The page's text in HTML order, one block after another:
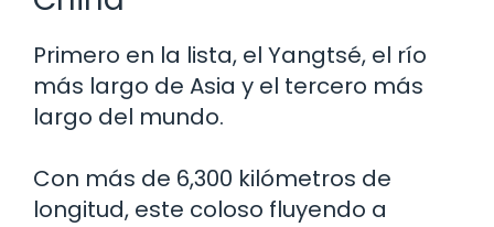
Primero en la lista, el Yangtsé, el río
más largo de Asia y el tercero más
largo del mundo.
Con más de 6,300 kilómetros de
longitud, este coloso fluyendo a